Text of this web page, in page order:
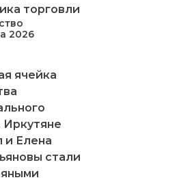
торговли
2026
ячейка
Иркутяне
и Елена
стали